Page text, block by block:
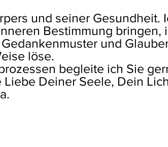
und seiner Gesundheit.
Bestimmung bringen,
und
löse.
begleite ich Sie
Deiner Seele, Dein